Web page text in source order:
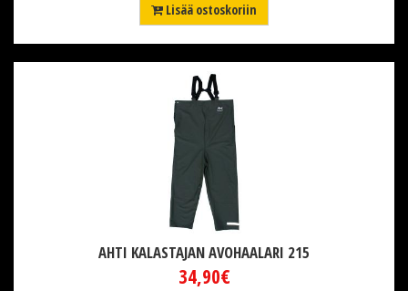
Lisää ostoskoriin
AHTI KALASTAJAN AVOHAALARI 215
34,90€